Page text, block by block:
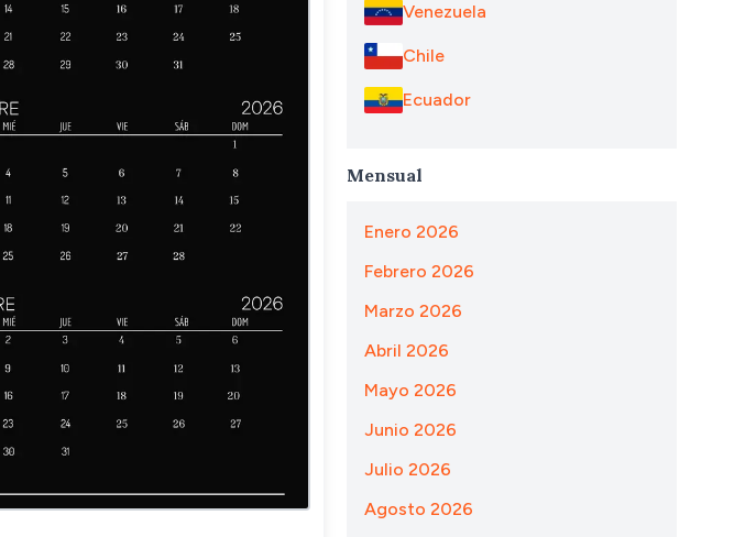
Venezuela
Chile
Ecuador
Mensual
Enero 2026
Febrero 2026
Marzo 2026
Abril 2026
Mayo 2026
Junio 2026
Julio 2026
Agosto 2026